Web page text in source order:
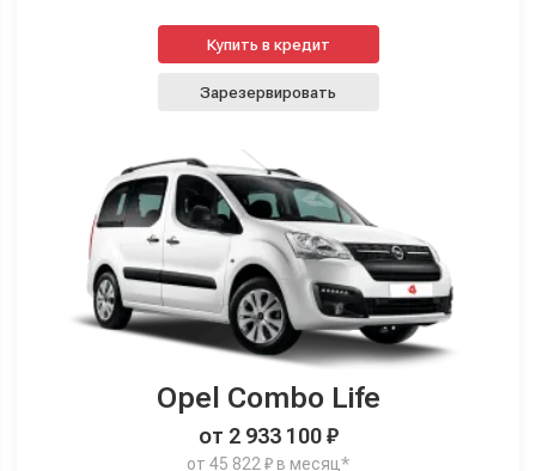
Купить в кредит
Зарезервировать
Opel Combo Life
от 2 933 100 ₽
от 45 822 ₽ в месяц*